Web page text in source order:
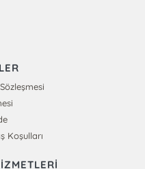
Koşulları